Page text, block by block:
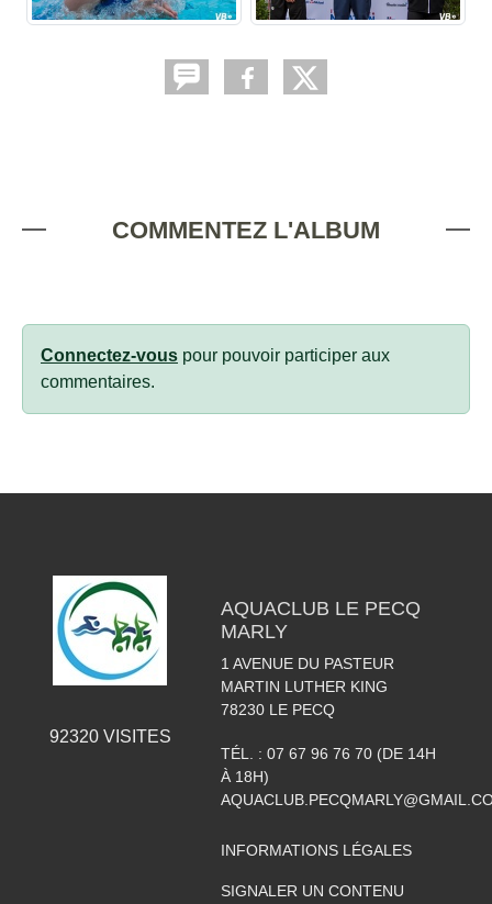
COMMENTEZ L'ALBUM
Connectez-vous pour pouvoir participer aux
commentaires.
92320VISITES
AQUACLUB LE PECQ
MARLY
1 AVENUE DU PASTEUR
MARTIN LUTHER KING
78230 LE PECQ
TÉL. : 07 67 96 76 70 (DE 14H
À 18H)
INFORMATIONS LÉGALES
SIGNALER UN CONTENU